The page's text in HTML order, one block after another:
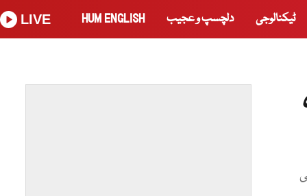
ٹیکنالوجی دلچسپ و عجیب HUM ENGLISH
LIVE